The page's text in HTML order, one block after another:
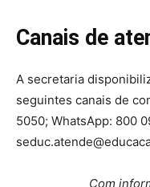
Canais de
A secretaria
seguintes canais de
5050; WhatsApp: 800
Com